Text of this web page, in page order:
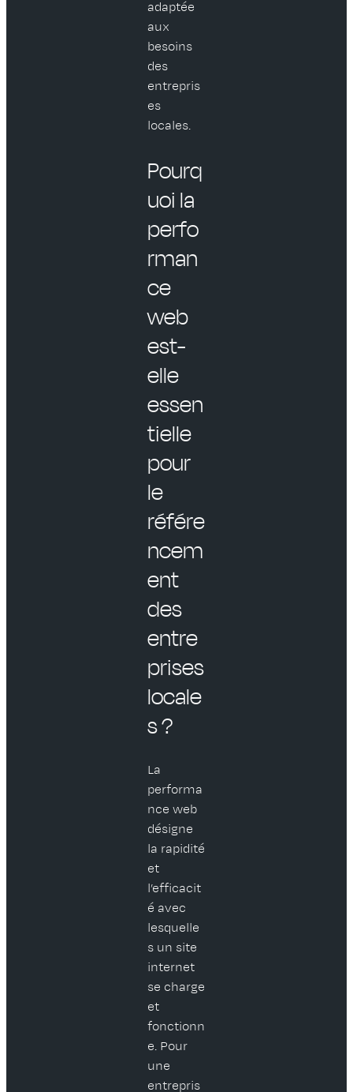
adaptée
aux
besoins
des
entrepris
es
locales.
Pourq
uoi la
perfo
rman
ce
web
est-
elle
essen
tielle
pour
le
référe
ncem
ent
des
entre
prises
locale
s ?
La
performa
nce web
désigne
la rapidité
et
l’efficacit
é avec
lesquelle
s un site
internet
se charge
et
fonctionn
e. Pour
une
entrepris